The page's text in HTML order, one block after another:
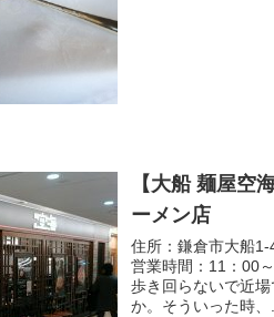
【大船 麺屋空
ーメン店
住所：鎌倉市大船
営業時間：11：00
歩き回らないで近
か。そういった時、